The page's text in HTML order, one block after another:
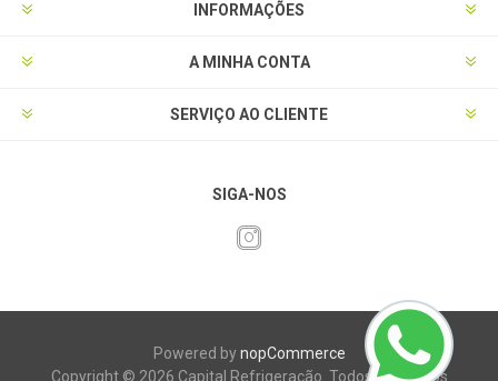
INFORMAÇÕES
A MINHA CONTA
SERVIÇO AO CLIENTE
SIGA-NOS
Powered bynopCommerce
Copyright © 2026 Capital Refrigeração. Todos os direitos